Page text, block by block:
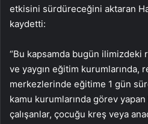
etkisini sürdüreceğini aktaran
kaydetti:
“Bu kapsamda bugün ilimizdeki
ve yaygın eğitim kurumlarında,
merkezlerinde eğitime 1 gün
kamu kurumlarında görev
çalışanlar, çocuğu kreş veya